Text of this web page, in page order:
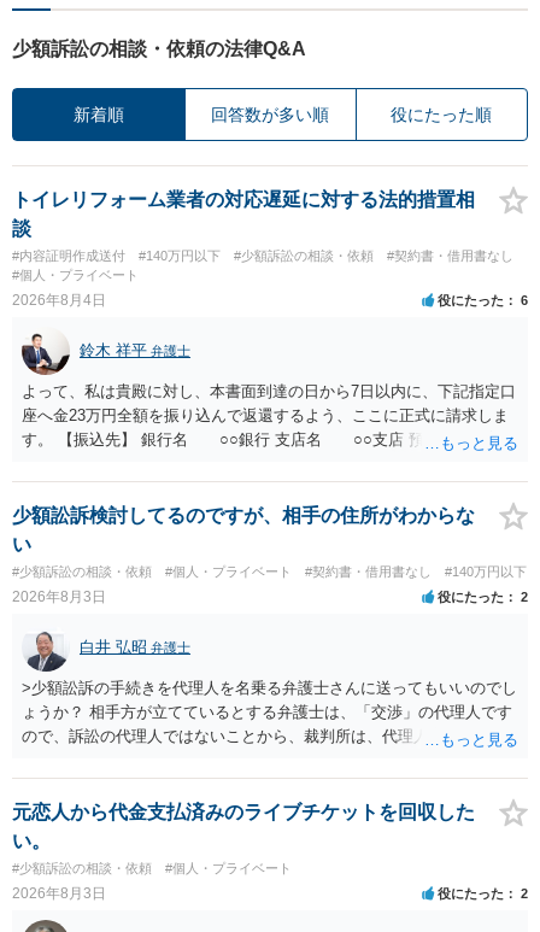
少額訴訟の相談・依頼の法律Q&A
新着順 回答数が多い順 役にたった順
トイレリフォーム業者の対応遅延に対する法的措置相
談
#内容証明作成送付 #140万円以下 #少額訴訟の相談・依頼
#契約書・借用書なし
#個人・プライベート
2026年8月4日 役にたった 6
鈴木 祥平 弁護士
よって、私は貴殿に対し、本書面到達の日から7日以内に、下記指定口
座へ金23万円全額を振り込んで返還するよう、ここに正式に請求しま
す。 【振込先】 銀行名 ○○銀行 支店名 ○○支店 預金種別 普通
されない場合には、貴殿には任意に返金する意思がないものと判断
し、やむを得ず、返還金23万円及びこれに対する遅延損害金の支払い
を求める民事訴訟、支払督促その他必要な法的手続を直ちに講じま
いても併せて請求する予定ですので、あらかじめ申し添えます。 本件
は、貴殿自らが契約を解約したことによって生じた返還義務の履行を
求めるものにすぎません。貴殿の仕入先との取引関係や返金時期など
の内部事情は、私に対する返還義務の発生や履行時期には何ら影響を
及ぼすものではありません。 これ以上、本件の解決を不必要に遅延さ
せることなく、誠意をもって速やかに返金手続を履行されるよう、強
く求めます。 以上
少額訟訴検討してるのですが、相手の住所がわからな
い
#少額訴訟の相談・依頼 #個人・プライベート #契約書・借用書なし #140万円以下
2026年8月3日 役にたった 2
白井 弘昭 弁護士
>少額訟訴の手続きを代理人を名乗る弁護士さんに送ってもいいのでし
ょうか？ 相手方が立てているとする弁護士は、「交渉」の代理人です
ので、訴訟の代理人ではないことから、裁判所は、代理人宛ての訴状
ている場合は、相手方（被告）の住所で訴状を作成提出し、裁判所に
代理人が就いていたことを知らせると（訴状の記載内容から明らかな
場合も）、裁判所が当該代理人弁護士に事前連絡し、引き続き訴訟も
受任するかを聞いたうえで、受任の意志が明らかになったところで、
直接被告に送達するのではなく、代理人に訴状の受領を促すこともあ
ります。 ラインのやり取りでしか証拠がないと、実際の本人性が明ら
かではありません。もちろん弁護士（２０万円の請求で代理人弁護士
元恋人から代金支払済みのライブチケットを回収した
い。
#少額訴訟の相談・依頼 #個人・プライベート
2026年8月3日 役にたった 2